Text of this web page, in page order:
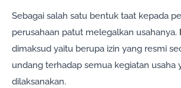
Sebagai salah satu bentuk taat kepada
perusahaan patut melegalkan usahanya.
dimaksud yaitu berupa izin yang resmi
undang terhadap semua kegiatan usaha
dilaksanakan.